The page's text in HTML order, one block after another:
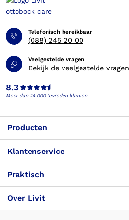
Telefonisch bereikbaar
(088) 245 20 00
Veelgestelde vragen
Bekijk de veelgestelde vragen
8.3
Meer dan 24.000 tevreden klanten
Producten
Klantenservice
Praktisch
Over Livit